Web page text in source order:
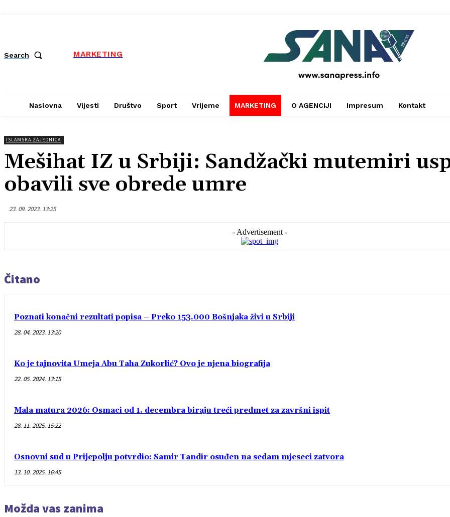
Search MARKETING
PRESS
Naslovna Vijesti Društvo Sport Vrijeme MARKETING O AGENCIJI Impresum Kontakt
ISLAMSKA ZAJEDNICA
Mešihat IZ u Srbiji: Sandžački mutemiri
obavili sve obrede umre
23. 09. 2023. 13:25
- Advertisement -
Čitano
Poznati konačni rezultati popisa – Preko 153.000 Bošnjaka živi u Srbiji
28. 04. 2023. 13:20
Ko je tajnovita Umeja Abu Taha Zukorlić? Ovo je njena biografija
22. 05. 2024. 13:15
Mala matura 2026: Osmaci od 1. decembra biraju treći predmet za završni ispit
28. 11. 2025. 15:22
Osnovni sud u Prijepolju potvrdio: Samir Tandir osuđen na sedam mjeseci zatvora
13. 10. 2025. 16:45
Možda vas zanima